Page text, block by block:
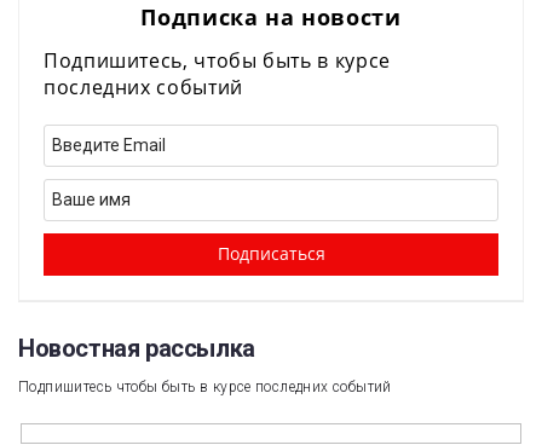
Подписка на новости
Подпишитесь, чтобы быть в курсе
последних событий
Новостная рассылка​
Подпишитесь чтобы быть в курсе последних событий